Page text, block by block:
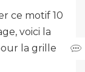
ce motif 10
voici la
la grille